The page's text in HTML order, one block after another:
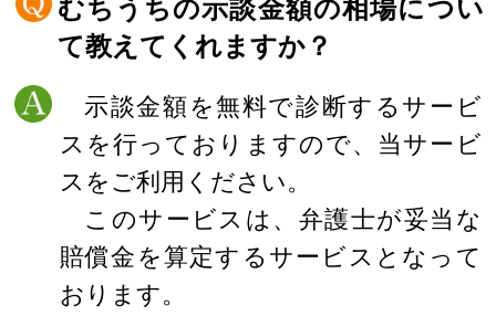
むちうちの示談金額の相場につい
て教えてくれますか？
示談金額を無料で診断するサービ
スを行っておりますので、当サービ
スをご利用ください。
このサービスは、弁護士が妥当な
賠償金を算定するサービスとなって
おります。